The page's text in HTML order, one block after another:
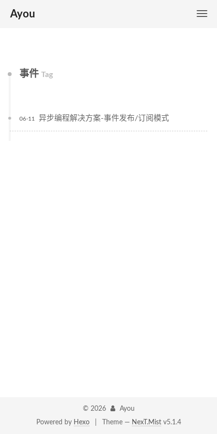
Ayou
事件 Tag
异步编程解决方案-事件发布/订阅模式
06-11
© 2026
Ayou
Powered by Hexo Theme — NexT.Mistv5.1.4